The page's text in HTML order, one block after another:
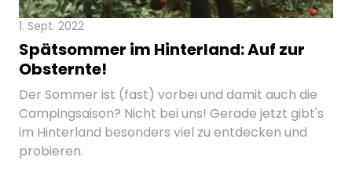
1. Sept. 2022
Spätsommer im Hinterland: Auf zur
Obsternte!
Der Sommer ist (fast) vorbei und damit auch die
Campingsaison? Nicht bei uns! Gerade jetzt gibt's
im Hinterland besonders viel zu entdecken und
probieren.